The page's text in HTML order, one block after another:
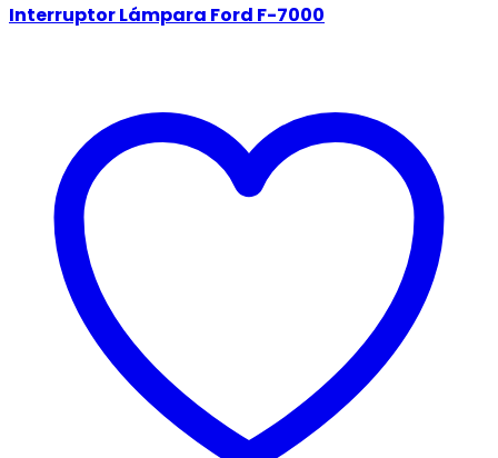
Interruptor Lámpara Ford F-7000